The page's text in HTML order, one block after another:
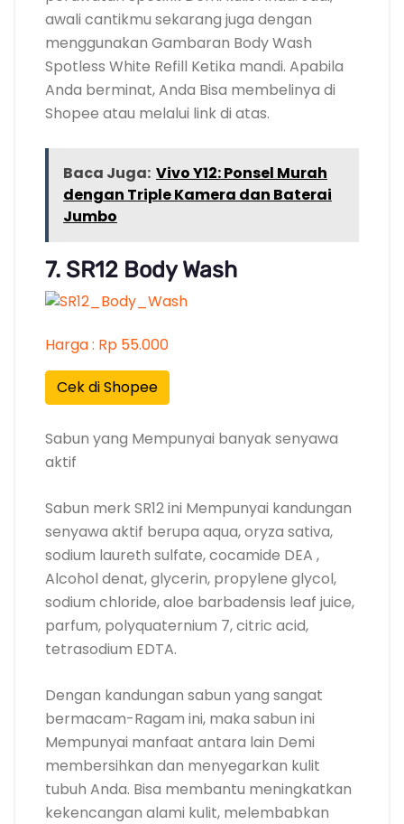
awali cantikmu sekarang juga dengan
menggunakan Gambaran Body Wash
Spotless White Refill Ketika mandi. Apabila
Anda berminat, Anda Bisa membelinya di
Shopee atau melalui link di atas.
Baca Juga: Vivo Y12: Ponsel Murah
dengan Triple Kamera dan Baterai
Jumbo
7. SR12 Body Wash
Harga : Rp 55.000
Cek di Shopee
Sabun yang Mempunyai banyak senyawa
aktif
Sabun merk SR12 ini Mempunyai kandungan
senyawa aktif berupa aqua, oryza sativa,
sodium laureth sulfate, cocamide DEA ,
Alcohol denat, glycerin, propylene glycol,
sodium chloride, aloe barbadensis leaf juice,
parfum, polyquaternium 7, citric acid,
tetrasodium EDTA.
Dengan kandungan sabun yang sangat
bermacam-Ragam ini, maka sabun ini
Mempunyai manfaat antara lain Demi
membersihkan dan menyegarkan kulit
tubuh Anda. Bisa membantu meningkatkan
kekencangan alami kulit, melembabkan